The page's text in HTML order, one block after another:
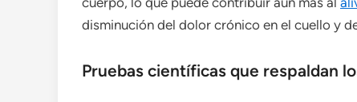
disminución del dolor crónico en el cuello y
Pruebas científicas que respaldan